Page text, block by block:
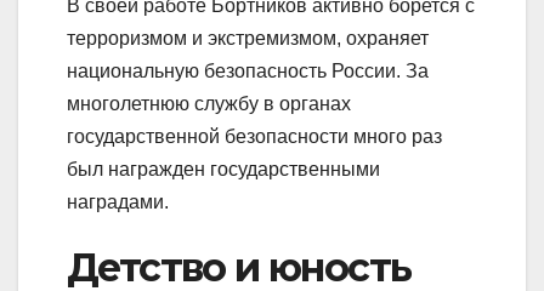
В своей работе Бортников активно борется с
терроризмом и экстремизмом, охраняет
национальную безопасность России. За
многолетнюю службу в органах
государственной безопасности много раз
был награжден государственными
наградами.
Детство и юность